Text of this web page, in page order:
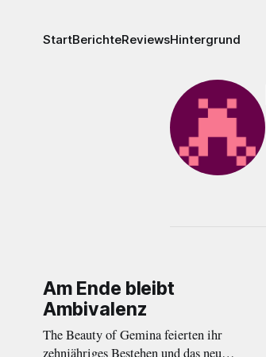
StartBerichteReviewsHintergrund
Am Ende bleibt
Ambivalenz
The Beauty of Gemina feierten ihr
zehnjähriges Bestehen und das neue